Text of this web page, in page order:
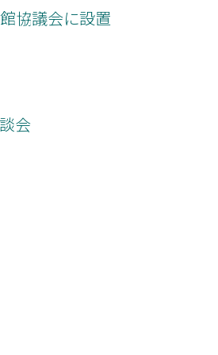
協議会に設置
会